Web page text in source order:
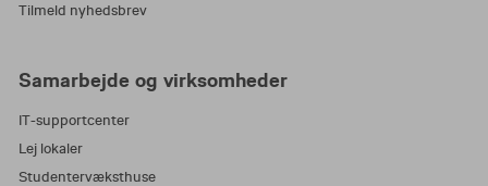
Tilmeld nyhedsbrev
Samarbejde og virksomheder
IT-supportcenter
Lej lokaler
Studentervæksthuse